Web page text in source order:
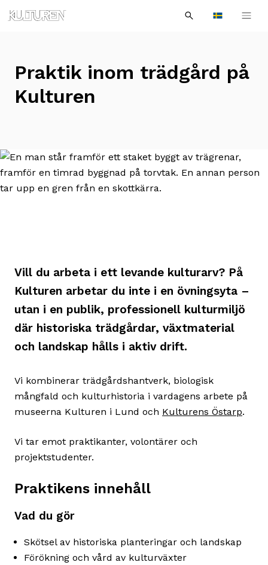
navigationen
innehållet
Languages
efter:
Sök
Praktik inom trädgård på
Kulturen
Vill du arbeta i ett levande kulturarv? På
Kulturen arbetar du inte i en övningsyta –
utan i en publik, professionell kulturmiljö
där historiska trädgårdar, växtmaterial
och landskap hålls i aktiv drift.
Vi kombinerar trädgårdshantverk, biologisk
mångfald och kulturhistoria i vardagens arbete på
museerna Kulturen i Lund och Kulturens Östarp.
Vi tar emot praktikanter, volontärer och
projektstudenter.
Praktikens innehåll
Vad du gör
Skötsel av historiska planteringar och landskap
Förökning och vård av kulturväxter